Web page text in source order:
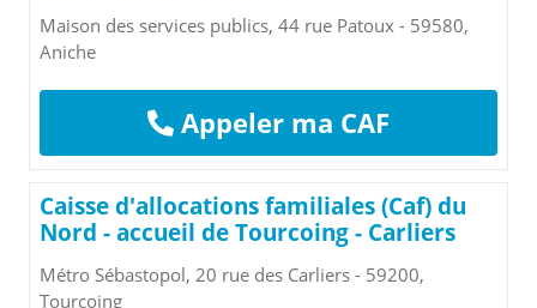
Maison des services publics, 44 rue Patoux - 59580,
Aniche
Appeler ma CAF
Caisse d'allocations familiales (Caf) du
Nord - accueil de Tourcoing - Carliers
Métro Sébastopol, 20 rue des Carliers - 59200,
Tourcoing